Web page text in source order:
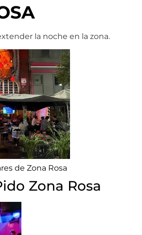
la noche en la zona.
de Zona Rosa
Zona Rosa